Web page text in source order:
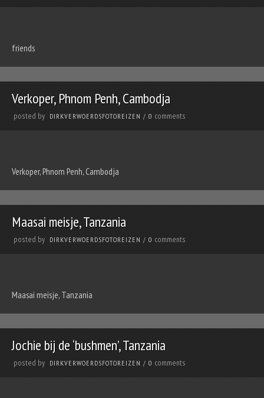
friends
Verkoper, Phnom Penh, Cambodja
posted by DIRKVERWOERDSFOTOREIZEN / 0 comments
Verkoper, Phnom Penh, Cambodja
Maasai meisje, Tanzania
posted by DIRKVERWOERDSFOTOREIZEN / 0 comments
Maasai meisje, Tanzania
Jochie bij de ‘bushmen’, Tanzania
posted by DIRKVERWOERDSFOTOREIZEN / 0 comments